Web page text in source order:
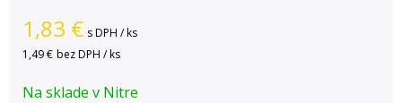
1,83 € s DPH / ks
1,49 € bez DPH / ks
Na sklade v Nitre